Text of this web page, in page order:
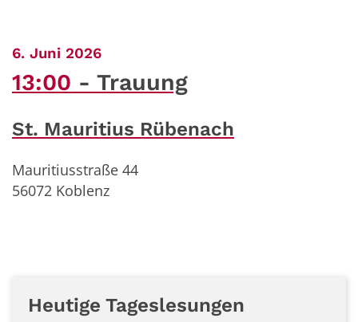
6. Juni 2026:
13:00 Trauung
St. Mauritius Rübenach
Mauritiusstraße 44
56072 Koblenz
Heutige Tageslesungen